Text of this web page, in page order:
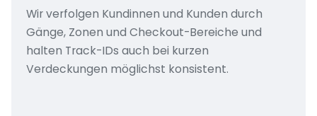
Wir verfolgen Kundinnen und Kunden durch
Gänge, Zonen und Checkout-Bereiche und
halten Track-IDs auch bei kurzen
Verdeckungen möglichst konsistent.